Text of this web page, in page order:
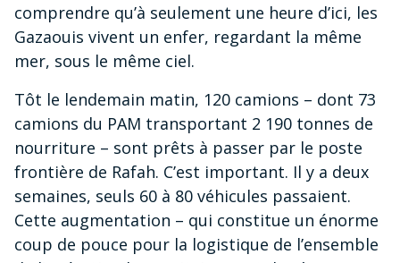
comprendre qu’à seulement une heure d’ici, les
Gazaouis vivent un enfer, regardant la même
mer, sous le même ciel.
Tôt le lendemain matin, 120 camions – dont 73
camions du PAM transportant 2 190 tonnes de
nourriture – sont prêts à passer par le poste
frontière de Rafah. C’est important. Il y a deux
semaines, seuls 60 à 80 véhicules passaient.
Cette augmentation – qui constitue un énorme
coup de pouce pour la logistique de l’ensemble